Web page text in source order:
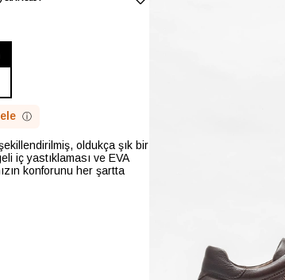
ⓘ
oldukça şık bir
iç yastıklaması ve EVA
konforunu her şartta